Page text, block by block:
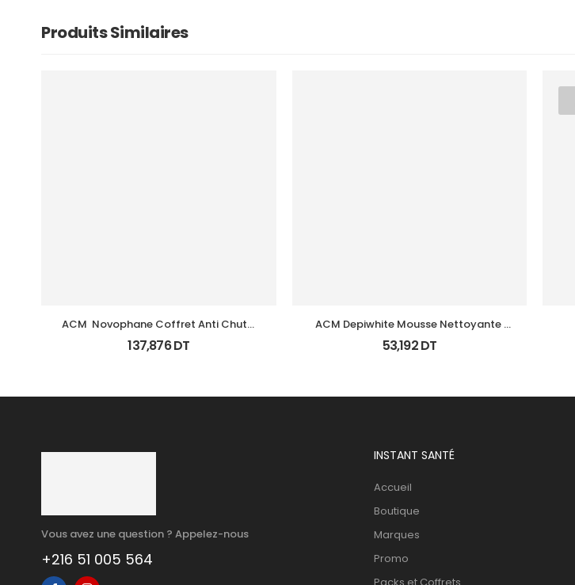
Produits Similaires
ACM  Novophane Coffret Anti Chute
(Lotion+Shp+Cp)
137,876DT
ACM Depiwhite Mousse Nettoyante
Eclairciss 200Ml
53,192DT
Vous avez une question ? Appelez-nous
+216 51 005 564
INSTANT SANTÉ
Accueil
Boutique
Marques
Promo
Packs et Coffrets